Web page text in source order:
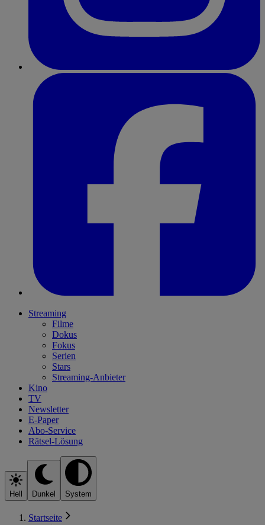
Streaming
Filme
Dokus
Fokus
Serien
Stars
Streaming-Anbieter
Kino
TV
Newsletter
E-Paper
Abo-Service
Rätsel-Lösung
Hell Dunkel System
Startseite